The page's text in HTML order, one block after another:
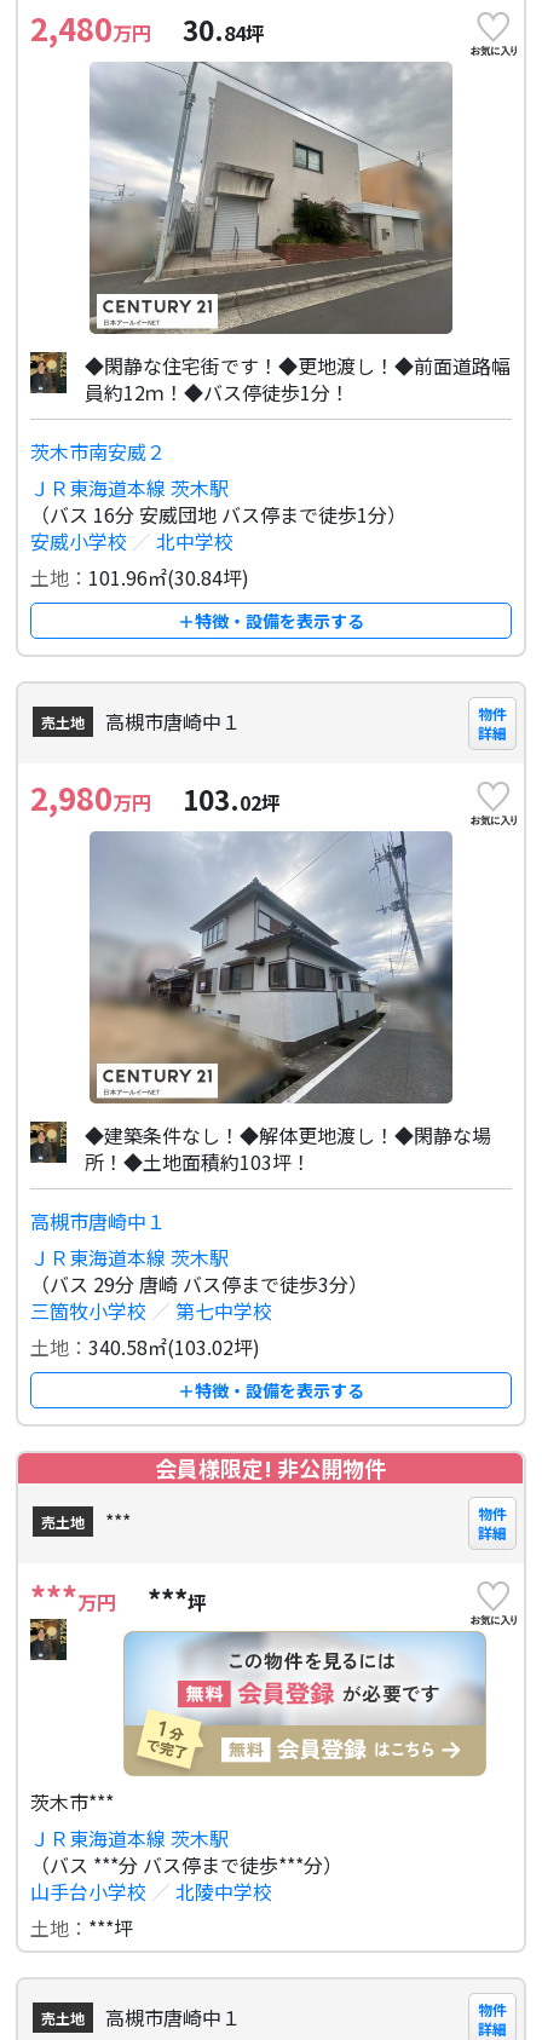
2,480万円 30.84坪
◆閑静な住宅街です！◆更地渡し！◆前面道路幅
員約12ｍ！◆バス停徒歩1分！
茨木市南安威２
ＪＲ東海道本線 茨木駅
（バス 16分 安威団地 バス停まで徒歩1分）
安威小学校 ／ 北中学校
土地： 101.96㎡(30.84坪)
＋特徴・設備を表示する
売土地 高槻市唐崎中１
物件
詳細
2,980万円 103.02坪
◆建築条件なし！◆解体更地渡し！◆閑静な場
所！◆土地面積約103坪！
高槻市唐崎中１
ＪＲ東海道本線 茨木駅
（バス 29分 唐崎 バス停まで徒歩3分）
三箇牧小学校 ／ 第七中学校
土地：340.58㎡(103.02坪)
＋特徴・設備を表示する
会員様限定! 非公開物件
売土地 ***
物件
詳細
***万円 ***坪
茨木市***
ＪＲ東海道本線 茨木駅
（バス ***分 バス停まで徒歩***分）
山手台小学校 ／ 北陵中学校
土地： ***坪
売土地 高槻市唐崎中１
物件
詳細